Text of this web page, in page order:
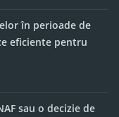
în perioade de
eficiente pentru
sau o decizie de